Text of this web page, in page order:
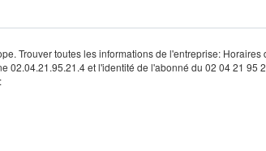
Trouver toutes les informations de l'entreprise:
02.04.21.95.21.4 et l'identité de l'abonné du 02 04 21 95